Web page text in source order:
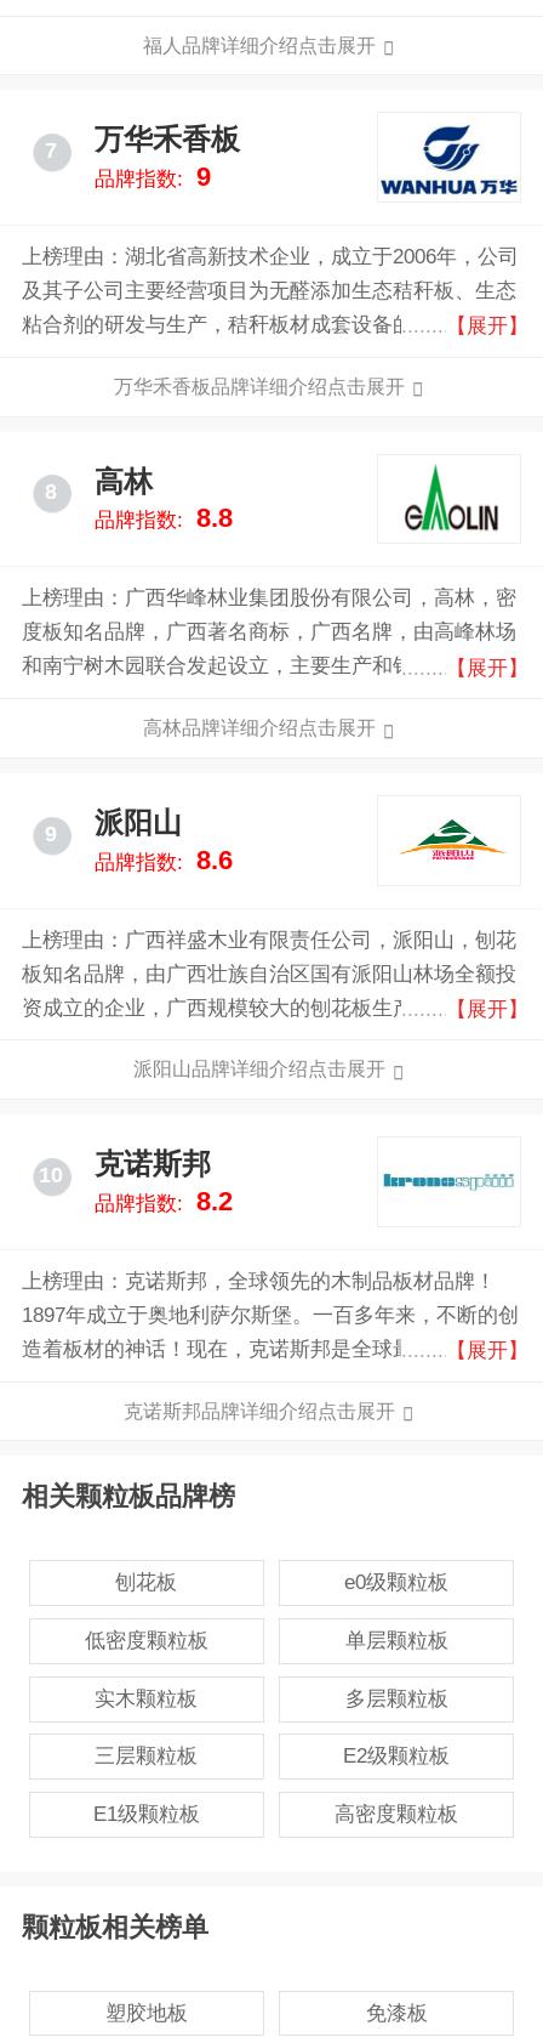
福人品牌详细介绍点击展开
7 万华禾香板
品牌指数: 9
上榜理由：湖北省高新技术企业，成立于2006年，公司
及其子公司主要经营项目为无醛添加生态秸秆板、生态
粘合剂的研发与生产，秸秆板材成套设备的研发与制
行业智能化信息化整体解决方案的研发和平台运营。
【展开】
万华禾香板品牌详细介绍点击展开
8 高林
品牌指数: 8.8
上榜理由：广西华峰林业集团股份有限公司，高林，密
度板知名品牌，广西著名商标，广西名牌，由高峰林场
和南宁树木园联合发起设立，主要生产和销售中密度纤
【展开】
高林品牌详细介绍点击展开
9 派阳山
品牌指数: 8.6
上榜理由：广西祥盛木业有限责任公司，派阳山，刨花
板知名品牌，由广西壮族自治区国有派阳山林场全额投
资成立的企业，广西规模较大的刨花板生产企业，国内
【展开】
派阳山品牌详细介绍点击展开
10 克诺斯邦
品牌指数: 8.2
上榜理由：克诺斯邦，全球领先的木制品板材品牌！
1897年成立于奥地利萨尔斯堡。一百多年来，不断的创
造着板材的神话！现在，克诺斯邦是全球最大的板材生
兰、捷克、卢深堡、俄罗斯等国家拥有50多家大型木制
【展开】
克诺斯邦品牌详细介绍点击展开
相关颗粒板品牌榜
刨花板 e0级颗粒板
低密度颗粒板 单层颗粒板
实木颗粒板 多层颗粒板
三层颗粒板 E2级颗粒板
E1级颗粒板 高密度颗粒板
颗粒板相关榜单
塑胶地板 免漆板